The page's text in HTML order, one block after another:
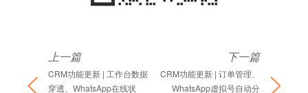
上一篇
CRM功能更新 | 工作台数据
穿透、WhatsApp在线状
下一篇
CRM功能更新 | 订单管理、
WhatsApp虚拟号自动分